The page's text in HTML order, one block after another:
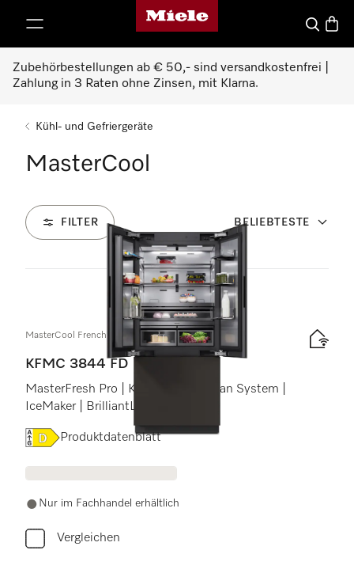
Miele-Homepage
Suche
Zubehörbestellungen ab € 50,- sind versandkostenfrei |
Zahlung in 3 Raten ohne Zinsen, mit Klarna.
Kühl- und Gefriergeräte
MasterCool
FILTER BELIEBTESTE
5 Produkte
MasterCool FrenchDoor
KFMC 3844 FD
MasterFresh Pro | Kameras | AirClean System |
IceMaker | BrilliantLight Pro
Onlinelabel Image, Energielabel
Produktdatenblatt
Nur im Fachhandel erhältlich
Vergleichen